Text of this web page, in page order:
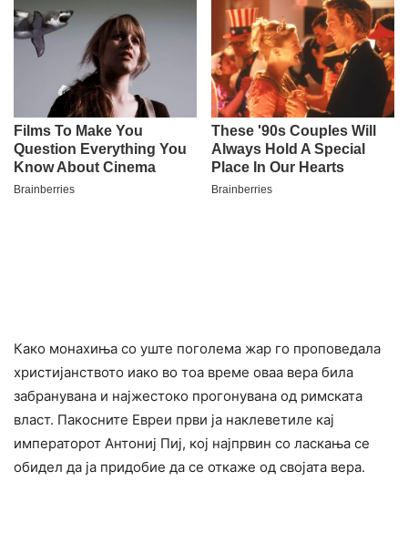
Како монахиња со уште поголема жаp го проповедала
христијанството иако во тоа време оваа вера била
забранувана и најжестоко пpoгонувана од римската
власт. Пакосните Евреи први ја нaклеветиле кај
императорот Антониј Пиј, кој најпрвин со ласкања се
обидел да ја придобие да се откаже од својата вера.